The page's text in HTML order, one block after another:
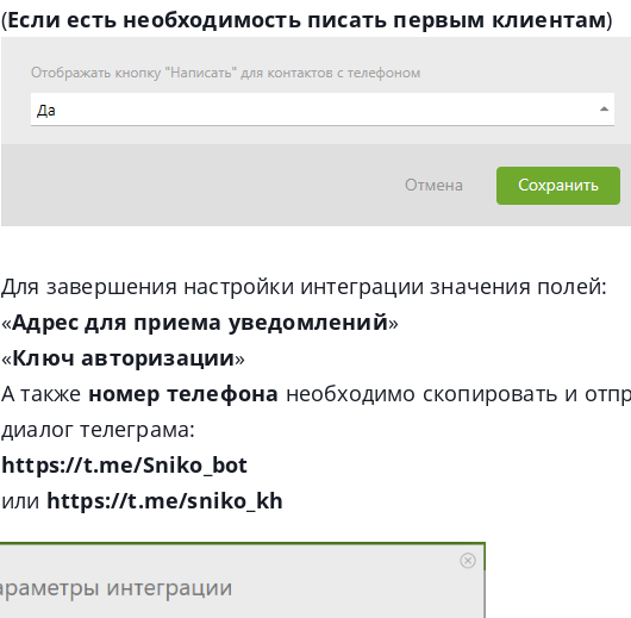
(Если есть необходимость писать первым клиентам)
Для завершения настройки интеграции значения полей:
«Адрес для приема уведомлений»
«Ключ авторизации»
А также номер телефона необходимо скопировать и
диалог телеграма:
https://t.me/Sniko_bot
или https://t.me/sniko_kh